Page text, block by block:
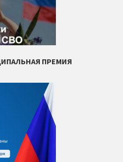
ПРЕМИЯ